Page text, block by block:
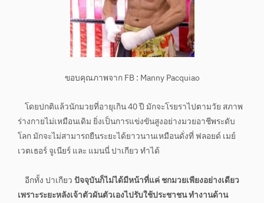
ขอบคุณภาพจาก FB : Manny Pacquiao
โดยปกติแล้วนักมวยที่อายุเกิน 40 ปี มักจะโรยราไปตามวัย สภาพ
ร่างกายไม่เหมือนเดิม ยิ่งเป็นการแข่งขันสูงอย่างมวยอาชีพระดับ
โลก มักจะไม่สามารถยืนระยะได้ยาวนานเหมือนดั่งที่ ฟลอยด์ เมย์
เวตเธอร์ จูเนียร์ และ แมนนี่ ปาเกียว ทำได้
อีกทั้ง ปาเกียวปัจจุบันก็ไม่ได้มีหน้าที่แค่ ชกมวยเพียงอย่างเดียว
เพราะระยะหลังเจ้าตัวผันตัวเองไปรับใช้ประชาชน ทำงานด้าน